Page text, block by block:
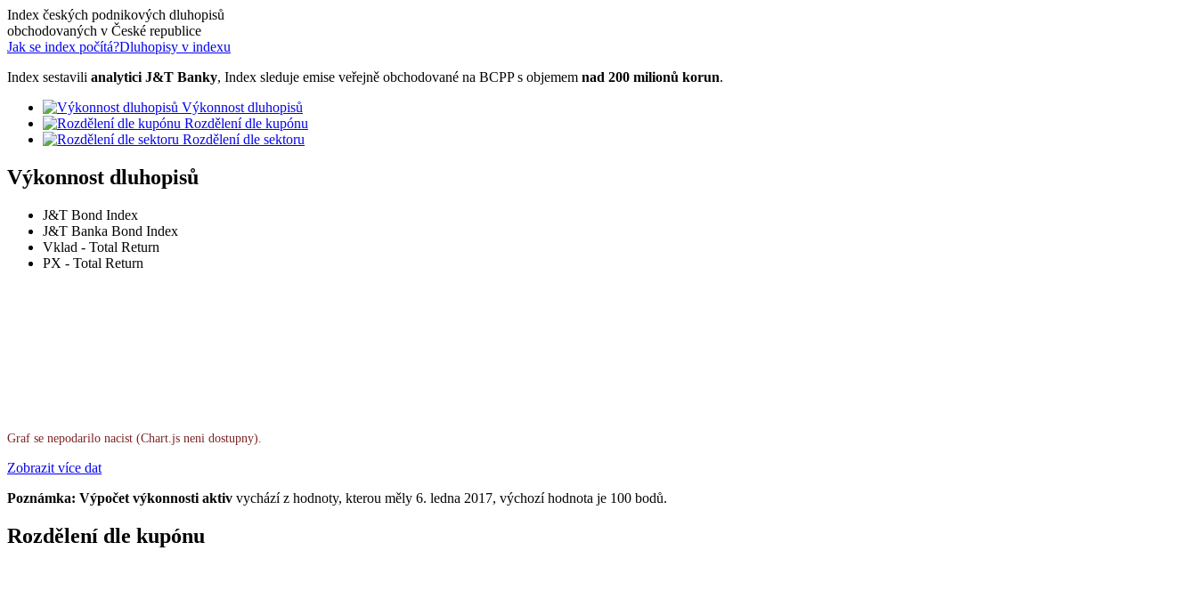
Index českých podnikových dluhopisů
obchodovaných v České republice
Jak se index počítá?Dluhopisy v indexu
Index sestavili analytici J&T Banky, Index sleduje emise veřejně obchodované na BCPP s objemem nad 200 milionů korun.
Výkonnost dluhopisů
Rozdělení dle kupónu
Rozdělení dle sektoru
Výkonnost dluhopisů
J&T Bond Index
J&T Banka Bond Index
Vklad - Total Return
PX - Total Return
Graf se nepodarilo nacist (Chart.js neni dostupny).
Zobrazit více dat
Poznámka: Výpočet výkonnosti aktiv vychází z hodnoty, kterou měly 6. ledna 2017, výchozí hodnota je 100 bodů.
Rozdělení dle kupónu